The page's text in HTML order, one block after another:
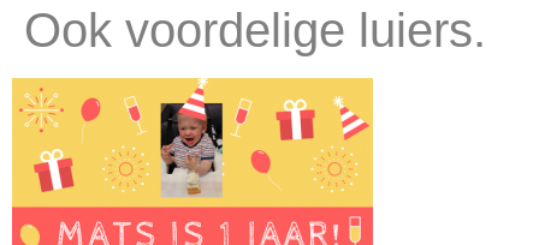
Ook voordelige luiers.